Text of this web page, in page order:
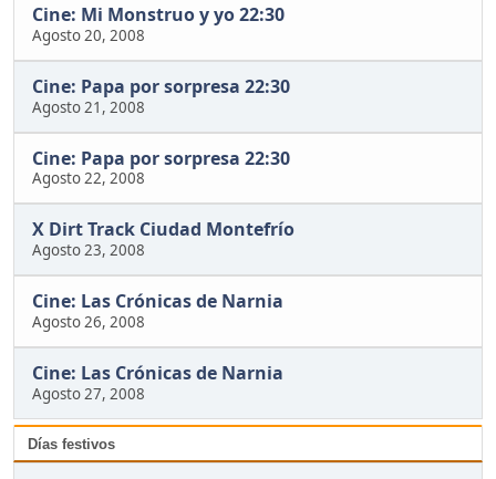
Cine: Mi Monstruo y yo 22:30
Agosto 20, 2008
Cine: Papa por sorpresa 22:30
Agosto 21, 2008
Cine: Papa por sorpresa 22:30
Agosto 22, 2008
X Dirt Track Ciudad Montefrío
Agosto 23, 2008
Cine: Las Crónicas de Narnia
Agosto 26, 2008
Cine: Las Crónicas de Narnia
Agosto 27, 2008
Días festivos